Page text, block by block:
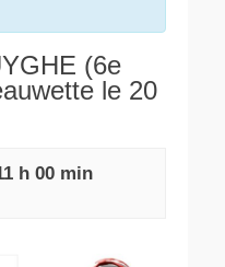
(6e
le 20
h 00 min